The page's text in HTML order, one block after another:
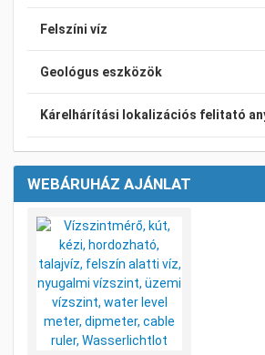
Felszíni víz
Geológus eszközök
Kárelhárítási lokalizációs felitató
WEBÁRUHÁZ AJÁNLAT